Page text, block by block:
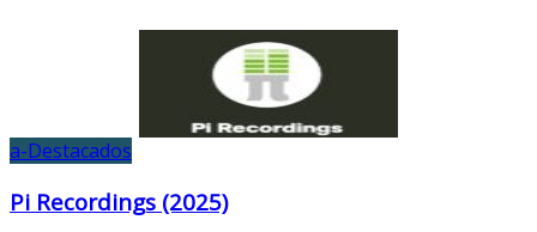
a-Destacados
Pi Recordings (2025)